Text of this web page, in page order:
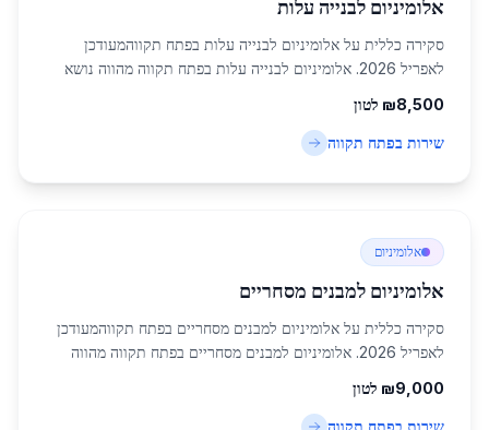
אלומיניום לבנייה עלות
סקירה כללית על אלומיניום לבנייה עלות בפתח תקווהמעודכן
לאפריל 2026. אלומיניום לבנייה עלות בפתח תקווה מהווה נושא
כ-247,956 תושבים בפ city הזו. ...
₪8,500 לטון
שירות בפתח תקווה
אלומיניום
אלומיניום למבנים מסחריים
סקירה כללית על אלומיניום למבנים מסחריים בפתח תקווהמעודכן
לאפריל 2026. אלומיניום למבנים מסחריים בפתח תקווה מהווה
אוכלוסייה של כ-247,956 תושבים. העיר פת...
₪9,000 לטון
שירות בפתח תקווה